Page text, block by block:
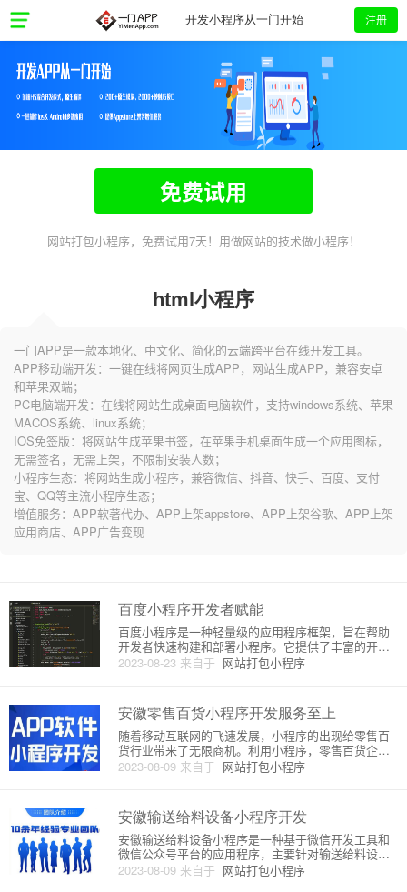
开发小程序从一门开始 注册
免费试用
网站打包小程序，免费试用7天！用做网站的技术做小程序！
html小程序
一门APP是一款本地化、中文化、简化的云端跨平台在线开发工具。
APP移动端开发：一键在线将网页生成APP，网站生成APP，兼容安卓
和苹果双端；
PC电脑端开发：在线将网站生成桌面电脑软件，支持windows系统、苹果
MACOS系统、linux系统；
IOS免签版：将网站生成苹果书签，在苹果手机桌面生成一个应用图标，
无需签名，无需上架，不限制安装人数；
小程序生态：将网站生成小程序，兼容微信、抖音、快手、百度、支付
宝、QQ等主流小程序生态；
增值服务：APP软著代办、APP上架appstore、APP上架谷歌、APP上架
应用商店、APP广告变现
百度小程序开发者赋能
2023-08-23 来自于 网站打包小程序
百度小程序是一种轻量级的应用程序框架，旨在帮助
开发者快速构建和部署小程序。它提供了丰富的开发
接口和工具，以便开发者能够专注于业务逻辑的实
现，而不用过多关注底层的技术细节。百度小程序的
程序提供了一套便捷的开发
安徽零售百货小程序开发服务至上
2023-08-09 来自于 网站打包小程序
随着移动互联网的飞速发展，小程序的出现给零售百
货行业带来了无限商机。利用小程序，零售百货企业
可以在用户购物体验、产品推广、会员管理等方面实
现多种营销方式，提升用户体验和品牌形象。以下是
小程序优势1. 用户体验佳
安徽输送给料设备小程序开发
2023-08-09 来自于 网站打包小程序
安徽输送给料设备小程序是一种基于微信开发工具和
微信公众号平台的应用程序，主要针对输送给料设备
产品的在线销售、售后服务以及技术支持等业务进行
设计和开发。本文将从原理和详细介绍两个方面来介